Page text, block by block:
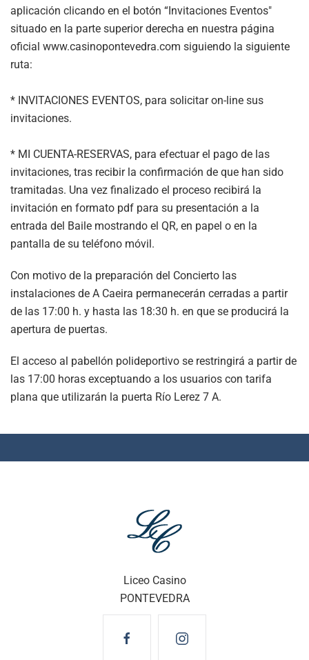
aplicación clicando en el botón “Invitaciones Eventos"
situado en la parte superior derecha en nuestra página
oficial www.casinopontevedra.com siguiendo la siguiente
ruta:
* INVITACIONES EVENTOS, para solicitar on-line sus
invitaciones.
* MI CUENTA-RESERVAS, para efectuar el pago de las
invitaciones, tras recibir la confirmación de que han sido
tramitadas. Una vez finalizado el proceso recibirá la
invitación en formato pdf para su presentación a la
entrada del Baile mostrando el QR, en papel o en la
pantalla de su teléfono móvil.
Con motivo de la preparación del Concierto las
instalaciones de A Caeira permanecerán cerradas a partir
de las 17:00 h. y hasta las 18:30 h. en que se producirá la
apertura de puertas.
El acceso al pabellón polideportivo se restringirá a partir de
las 17:00 horas exceptuando a los usuarios con tarifa
plana que utilizarán la puerta Río Lerez 7 A.
Liceo Casino
PONTEVEDRA